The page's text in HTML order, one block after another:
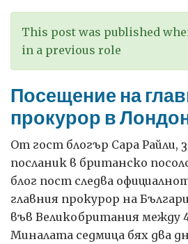
по-
несигурен
свят
This post was published
in a previous role
Посещение на
прокурор в
От гост блогър Сара Райли,
посланик в британско
блог пост следва
главния прокурор на
във Великобритания между
Миналата седмица бях два